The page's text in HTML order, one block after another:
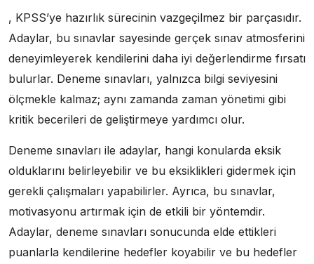
, KPSS’ye hazırlık sürecinin vazgeçilmez bir parçasıdır.
Adaylar, bu sınavlar sayesinde gerçek sınav atmosferini
deneyimleyerek kendilerini daha iyi değerlendirme fırsatı
bulurlar. Deneme sınavları, yalnızca bilgi seviyesini
ölçmekle kalmaz; aynı zamanda zaman yönetimi gibi
kritik becerileri de geliştirmeye yardımcı olur.
Deneme sınavları ile adaylar, hangi konularda eksik
olduklarını belirleyebilir ve bu eksiklikleri gidermek için
gerekli çalışmaları yapabilirler. Ayrıca, bu sınavlar,
motivasyonu artırmak için de etkili bir yöntemdir.
Adaylar, deneme sınavları sonucunda elde ettikleri
puanlarla kendilerine hedefler koyabilir ve bu hedefler